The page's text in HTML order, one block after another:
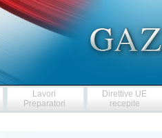
Lavori
Preparatori
Direttive UE
recepite